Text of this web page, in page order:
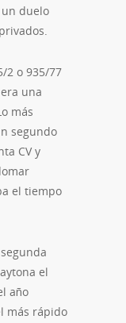
duelo
2 o 935/77
una
más
segundo
CV y
el tiempo
el
año
más rápido